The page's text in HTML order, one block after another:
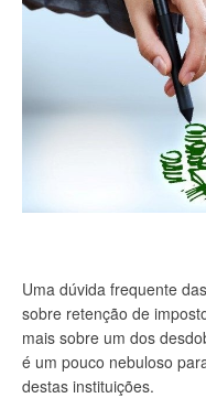
Uma dúvida frequente
sobre retenção de
mais sobre um dos
é um pouco nebuloso
destas instituições.